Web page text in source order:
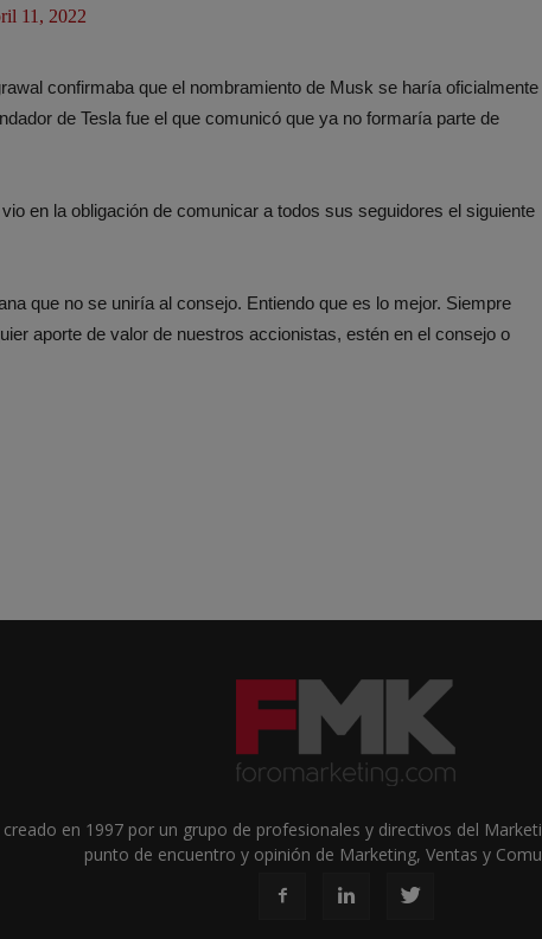
11, 2022
confirmaba que el nombramiento de Musk se haría oficialmente
de Tesla fue el que comunicó que ya no formaría parte de
en la obligación de comunicar a todos sus seguidores el siguiente
que no se uniría al consejo. Entiendo que es lo mejor. Siempre
aporte de valor de nuestros accionistas, estén en el consejo o
en 1997 por un grupo de profesionales y directivos del
punto de encuentro y opinión de Marketing, Ventas y